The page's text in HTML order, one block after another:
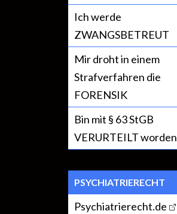
Ich werde
ZWANGSBETREUT
Mir droht in einem
Strafverfahren die
FORENSIK
Bin mit § 63 StGB
VERURTEILT worden
PSYCHIATRIERECHT
Psychiatrierecht.de